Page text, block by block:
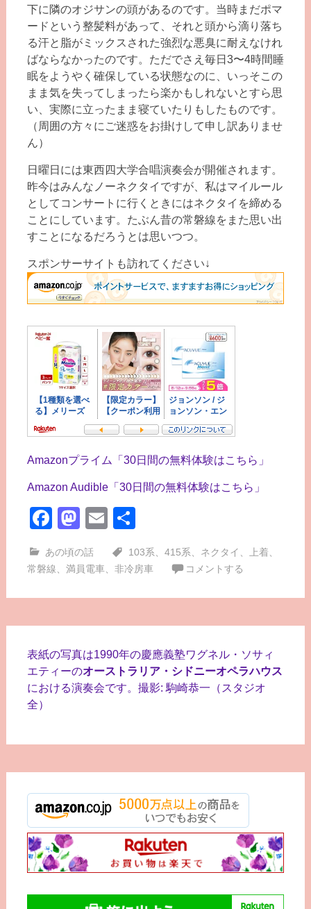
下に隣のオジサンの頭があるのです。当時まだポマ
ードという整髪料があって、それと頭から滴り落ち
る汗と脂がミックスされた強烈な悪臭に耐えなけれ
ばならなかったのです。ただでさえ毎日3〜4時間睡
眠をようやく確保している状態なのに、いっそこの
まま気を失ってしまったら楽かもしれないとすら思
い、実際に立ったまま寝ていたりもしたものです。
（周囲の方々にご迷惑をお掛けして申し訳ありませ
ん）
日曜日には東西四大学合唱演奏会が開催されます。
昨今はみんなノーネクタイですが、私はマイルール
としてコンサートに行くときにはネクタイを締める
ことにしています。たぶん昔の常磐線をまた思い出
すことになるだろうとは思いつつ。
スポンサーサイトも訪れてください↓
Amazonプライム「30日間の無料体験はこちら」
Amazon Audible「30日間の無料体験はこちら」
Facebook
Mastodon
Email
共
あの頃の話 103系 415系 ネクタイ 上着
常磐線
満員電車、 非冷房車 コメントする
表紙の写真は1990年の慶應義塾ワグネル・ソサィ
エティーのオーストラリア・シドニーオペラハウス
における演奏会です。撮影: 駒崎恭一（スタジオ
全）